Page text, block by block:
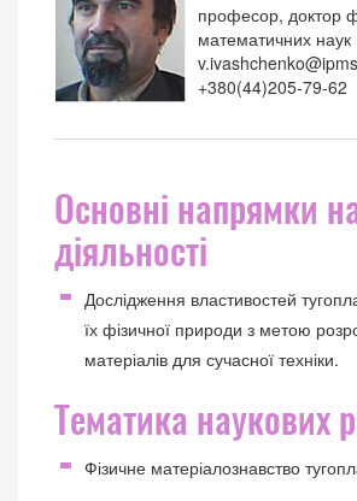
професор, доктор
математичних наук
+380(44)205-79-62
Основні напрямки
діяльності
Дослідження властивостей
їх фізичної природи з метою
матеріалів для сучасної техніки.
Тематика наукових
Фізичне матеріалознавство